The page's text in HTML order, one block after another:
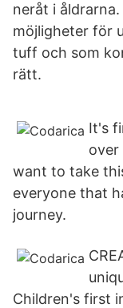
neråt i
möjligheter för
tuff och som
rätt.
It's
over
want to take
everyone that
journey.
Children's first